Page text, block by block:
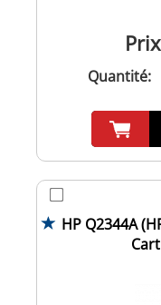
Quantité:
HP Q2344A